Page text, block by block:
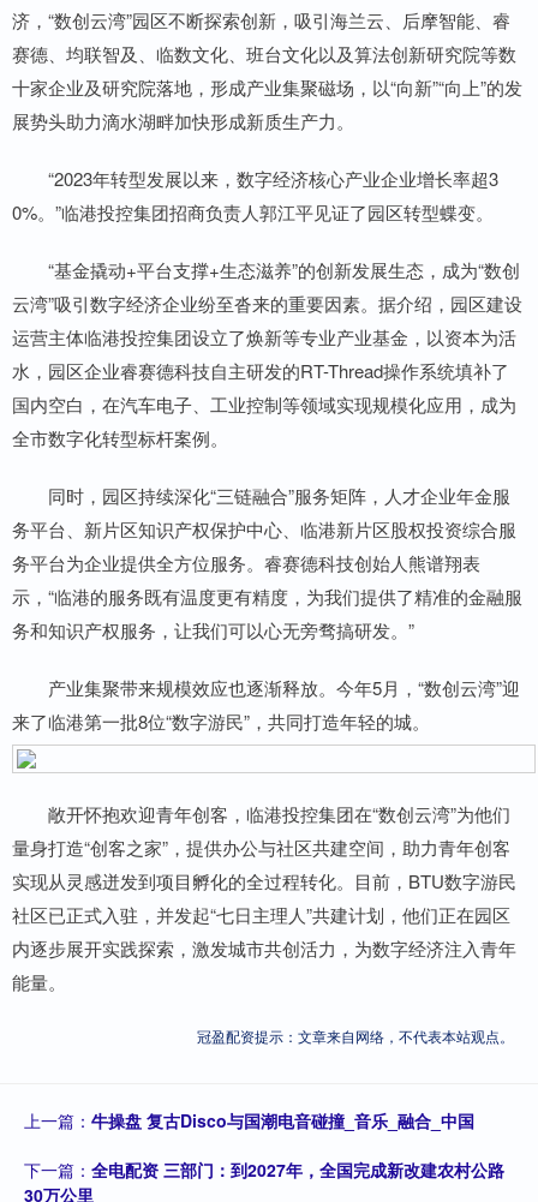
济，“数创云湾”园区不断探索创新，吸引海兰云、后摩智能、睿
赛德、均联智及、临数文化、班台文化以及算法创新研究院等数
十家企业及研究院落地，形成产业集聚磁场，以“向新”“向上”的发
展势头助力滴水湖畔加快形成新质生产力。
“2023年转型发展以来，数字经济核心产业企业增长率超3
0%。”临港投控集团招商负责人郭江平见证了园区转型蝶变。
“基金撬动+平台支撑+生态滋养”的创新发展生态，成为“数创
云湾”吸引数字经济企业纷至沓来的重要因素。据介绍，园区建设
运营主体临港投控集团设立了焕新等专业产业基金，以资本为活
水，园区企业睿赛德科技自主研发的RT-Thread操作系统填补了
国内空白，在汽车电子、工业控制等领域实现规模化应用，成为
全市数字化转型标杆案例。
同时，园区持续深化“三链融合”服务矩阵，人才企业年金服
务平台、新片区知识产权保护中心、临港新片区股权投资综合服
务平台为企业提供全方位服务。睿赛德科技创始人熊谱翔表
示，“临港的服务既有温度更有精度，为我们提供了精准的金融服
务和知识产权服务，让我们可以心无旁骛搞研发。”
产业集聚带来规模效应也逐渐释放。今年5月，“数创云湾”迎
来了临港第一批8位“数字游民”，共同打造年轻的城。
敞开怀抱欢迎青年创客，临港投控集团在“数创云湾”为他们
量身打造“创客之家”，提供办公与社区共建空间，助力青年创客
实现从灵感迸发到项目孵化的全过程转化。目前，BTU数字游民
社区已正式入驻，并发起“七日主理人”共建计划，他们正在园区
内逐步展开实践探索，激发城市共创活力，为数字经济注入青年
能量。
冠盈配资提示：文章来自网络，不代表本站观点。
上一篇： 牛操盘 复古Disco与国潮电音碰撞_音乐_融合_中国
下一篇： 全电配资 三部门：到2027年，全国完成新改建农村公路
30万公里